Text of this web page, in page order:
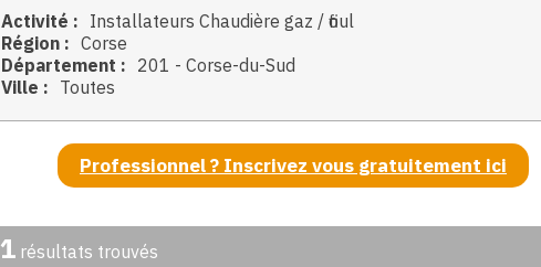
Activité : Installateurs Chaudière gaz / fioul
Région : Corse
Département : 201 - Corse-du-Sud
Ville : Toutes
Professionnel ? Inscrivez vous gratuitement ici
1 résultats trouvés